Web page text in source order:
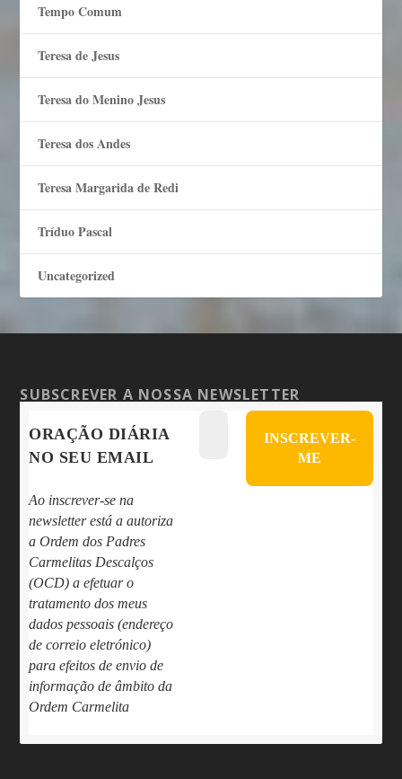
Tempo Comum
Teresa de Jesus
Teresa do Menino Jesus
Teresa dos Andes
Teresa Margarida de Redi
Tríduo Pascal
Uncategorized
SUBSCREVER A NOSSA NEWSLETTER
ORAÇÃO DIÁRIA
NO SEU EMAIL
Ao inscrever-se na
newsletter está a autoriza
a Ordem dos Padres
Carmelitas Descalços
(OCD) a efetuar o
tratamento dos meus
dados pessoais (endereço
de correio eletrónico)
para efeitos de envio de
informação de âmbito da
Ordem Carmelita